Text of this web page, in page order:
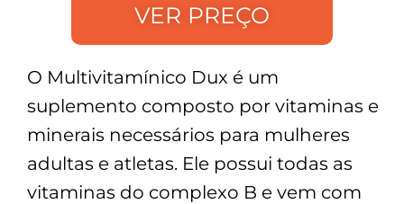
VER PREÇO
O Multivitamínico Dux é um
suplemento composto por vitaminas e
minerais necessários para mulheres
adultas e atletas. Ele possui todas as
vitaminas do complexo B e vem com